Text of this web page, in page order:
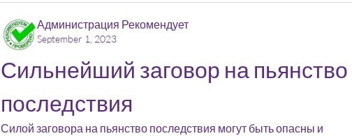
Администрация Рекомендует
September 1, 2023
Сильнейший заговор на пьянство
последствия
Силой заговора на пьянство последствия могут быть опасны и